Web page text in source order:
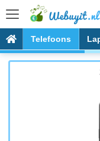
Telefoons
Sony Xperia 1 V